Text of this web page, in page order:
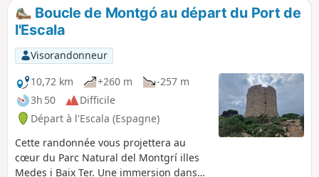
Boucle de Montgó au départ du Port de
l'Escala
Visorandonneur
10,72 km
+260 m
-257 m
3h 50
Difficile
Départ à l'Escala (Espagne)
Cette randonnée vous projettera au
cœur du Parc Natural del Montgrí illes
Medes i Baix Ter. Une immersion dans